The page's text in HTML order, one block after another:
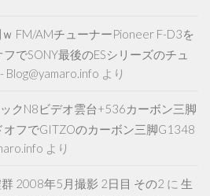
FM/AMチューナーPioneer F-D3を
でSONY最後のESシリーズのチュ
Blog@yamaro.info より
クN8ビデオ雲台+536カーボン三脚
オフでGITZOのカーボン三脚G1348
より
群 2008年5月撮影 2日目 その2 に 生